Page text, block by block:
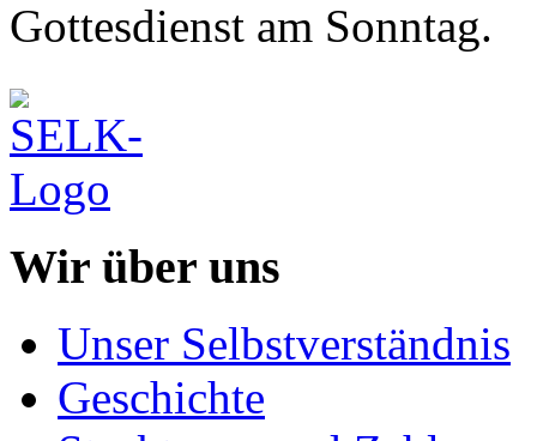
Gottesdienst am Sonntag.
Wir über uns
Unser Selbstverständnis
Geschichte